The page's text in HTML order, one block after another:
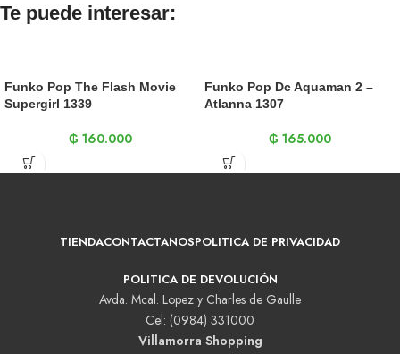
Te puede interesar:
Funko Pop The Flash Movie
Supergirl 1339
₲ 160.000
Funko Pop Dc Aquaman 2 –
Atlanna 1307
₲ 165.000
TIENDACONTACTANOSPOLITICA DE PRIVACIDAD
POLITICA DE DEVOLUCIÓN
Avda. Mcal. Lopez y Charles de Gaulle
Cel: (0984) 331000
Villamorra Shopping